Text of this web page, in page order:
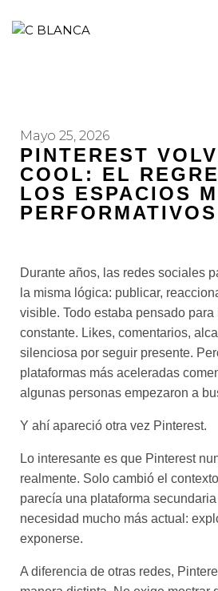
Mayo 25, 2026
PINTEREST
COOL: EL
LOS ESPACIOS
PERFORMATIVOS
Durante años, las redes sociales
la misma lógica: publicar,
visible. Todo estaba pensado para
constante. Likes, comentarios,
silenciosa por seguir presente.
plataformas más aceleradas
algunas personas empezaron a
Y ahí apareció otra vez Pinterest.
Lo interesante es que Pinterest
realmente. Solo cambió el
parecía una plataforma
necesidad mucho más actual:
exponerse.
A diferencia de otras redes,